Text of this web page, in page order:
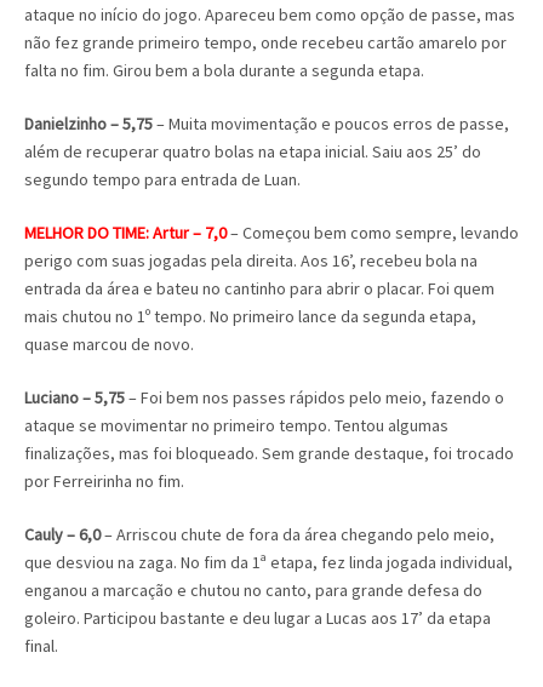
ataque no início do jogo. Apareceu bem como opção de passe, mas
não fez grande primeiro tempo, onde recebeu cartão amarelo por
falta no fim. Girou bem a bola durante a segunda etapa.
Danielzinho – 5,75– Muita movimentação e poucos erros de passe,
além de recuperar quatro bolas na etapa inicial. Saiu aos 25’ do
segundo tempo para entrada de Luan.
MELHOR DO TIME: Artur – 7,0– Começou bem como sempre, levando
perigo com suas jogadas pela direita. Aos 16’, recebeu bola na
entrada da área e bateu no cantinho para abrir o placar. Foi quem
mais chutou no 1º tempo. No primeiro lance da segunda etapa,
quase marcou de novo.
Luciano – 5,75– Foi bem nos passes rápidos pelo meio, fazendo o
ataque se movimentar no primeiro tempo. Tentou algumas
finalizações, mas foi bloqueado. Sem grande destaque, foi trocado
por Ferreirinha no fim.
Cauly – 6,0– Arriscou chute de fora da área chegando pelo meio,
que desviou na zaga. No fim da 1ª etapa, fez linda jogada individual,
enganou a marcação e chutou no canto, para grande defesa do
goleiro. Participou bastante e deu lugar a Lucas aos 17’ da etapa
final.